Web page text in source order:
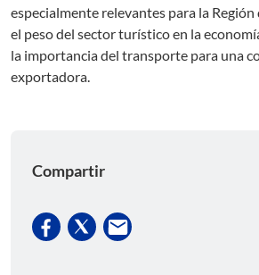
especialmente relevantes para la
el peso del sector turístico en la
la importancia del transporte para una
exportadora.
Compartir